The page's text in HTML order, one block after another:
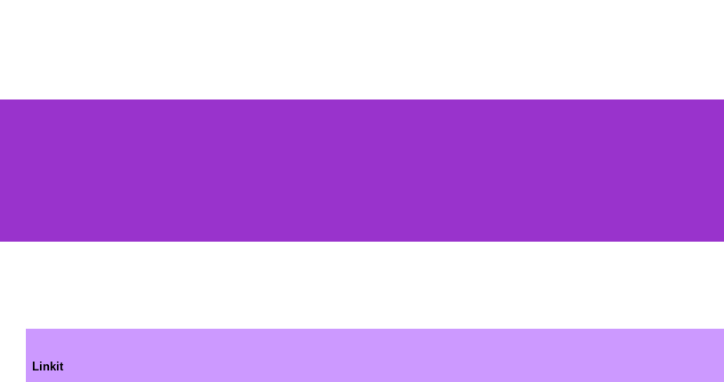
Linkit